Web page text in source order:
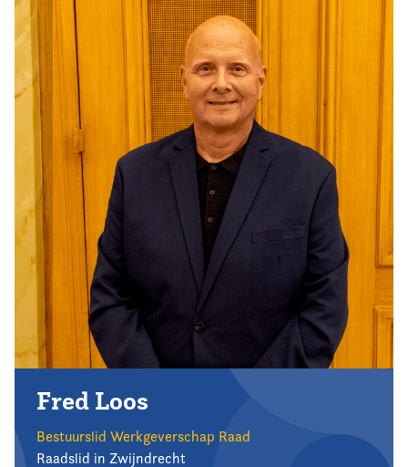
Fred Loos
Bestuurslid Werkgeverschap Raad
Raadslid in Zwijndrecht